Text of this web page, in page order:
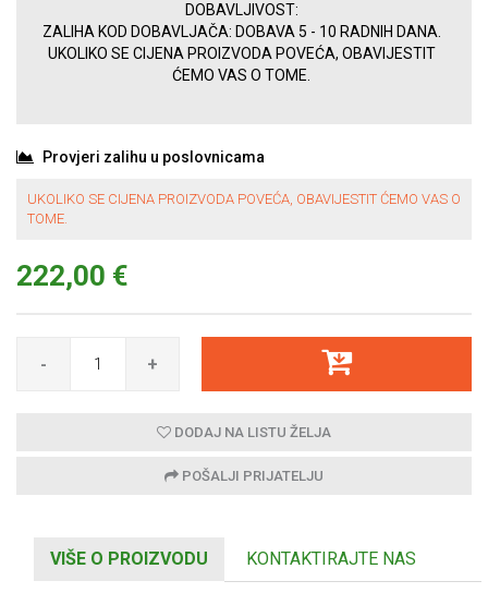
DOBAVLJIVOST:
ZALIHA KOD DOBAVLJAČA: DOBAVA 5 - 10 RADNIH DANA.
UKOLIKO SE CIJENA PROIZVODA POVEĆA, OBAVIJESTIT
ĆEMO VAS O TOME.
Provjeri zalihu u poslovnicama
UKOLIKO SE CIJENA PROIZVODA POVEĆA, OBAVIJESTIT ĆEMO VAS O
TOME.
222,00 €
- +
DODAJ NA LISTU ŽELJA
POŠALJI PRIJATELJU
VIŠE O PROIZVODU KONTAKTIRAJTE NAS